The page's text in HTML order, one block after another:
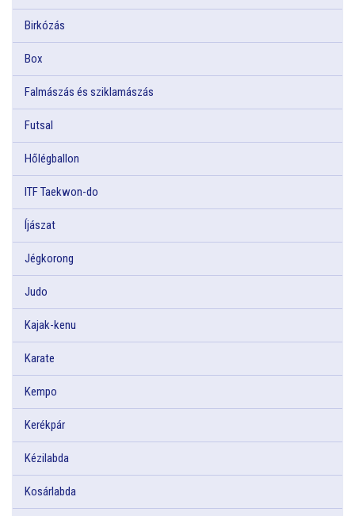
Birkózás
Box
Falmászás és sziklamászás
Futsal
Hőlégballon
ITF Taekwon-do
Íjászat
Jégkorong
Judo
Kajak-kenu
Karate
Kempo
Kerékpár
Kézilabda
Kosárlabda